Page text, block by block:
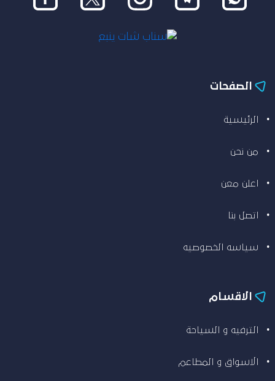
الصفحات
الرئيسية
من نحن
اعلن معن
اتصل بنا
سياسه الخصوصيه
الاقسام
الترفيه و السياحة
الاسواق و المطاعم